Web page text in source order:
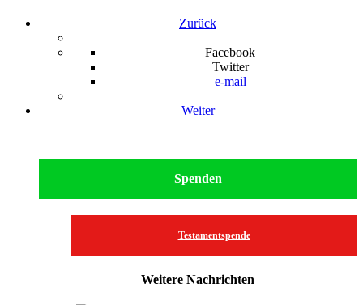
Zurück
Facebook
Twitter
e-mail
Weiter
Spenden
Testamentspende
Weitere Nachrichten